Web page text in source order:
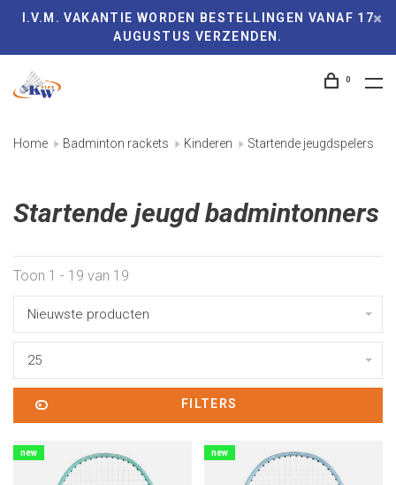
I.V.M. VAKANTIE WORDEN BESTELLINGEN VANAF 17
AUGUSTUS VERZENDEN.
0
Home Badminton rackets Kinderen Startende jeugdspelers
Startende jeugd badmintonners
Toon 1 - 19 van 19
Nieuwste producten
25
FILTERS
new new